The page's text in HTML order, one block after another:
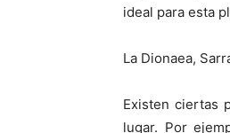
ideal para esta
La Dionaea,
Existen ciertas
lugar. Por